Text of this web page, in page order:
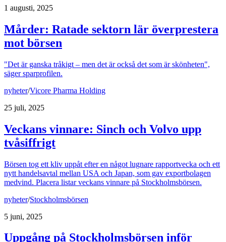
1 augusti, 2025
Mårder: Ratade sektorn lär överprestera
mot börsen
"Det är ganska tråkigt – men det är också det som är skönheten",
säger sparprofilen.
nyheter/Vicore Pharma Holding
25 juli, 2025
Veckans vinnare: Sinch och Volvo upp
tvåsiffrigt
Börsen tog ett kliv uppåt efter en något lugnare rapportvecka och ett
nytt handelsavtal mellan USA och Japan, som gav exportbolagen
medvind. Placera listar veckans vinnare på Stockholmsbörsen.
nyheter/Stockholmsbörsen
5 juni, 2025
Uppgång på Stockholmsbörsen inför